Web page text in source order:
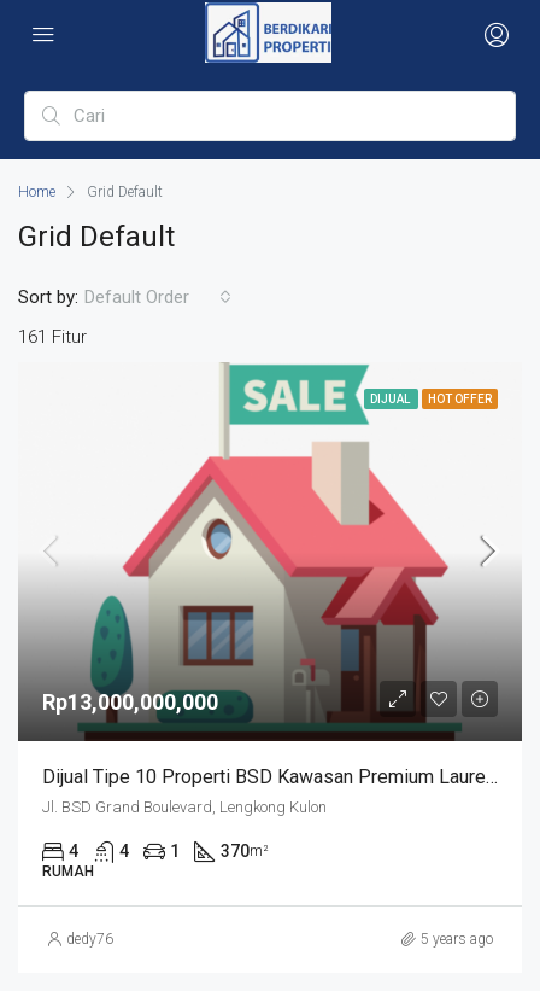
Home Grid Default
Grid Default
161 Fitur
Sort by: Default Order
DIJUAL HOT OFFER
Rp13,000,000,000
Dijual Tipe 10 Properti BSD Kawasan Premium Laurel Navapark
Jl. BSD Grand Boulevard, Lengkong Kulon
4 4 1 370m²
RUMAH
dedy76 5 years ago